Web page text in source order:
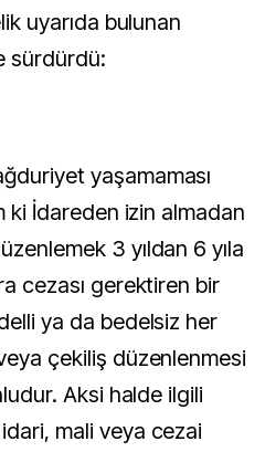
uyarıda bulunan
sürdürdü:
yaşamaması
ki İdareden izin almadan
3 yıldan 6 yıla
cezası gerektiren bir
ya da bedelsiz her
çekiliş düzenlenmesi
Aksi halde ilgili
mali veya cezai